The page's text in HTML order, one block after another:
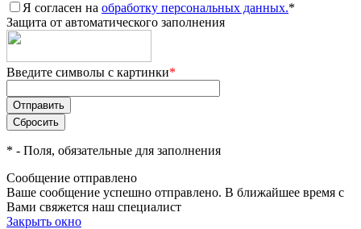
Я согласен на обработку персональных данных.*
Защита от автоматического заполнения
Введите символы с картинки*
* - Поля, обязательные для заполнения
Сообщение отправлено
Ваше сообщение успешно отправлено. В ближайшее время с
Вами свяжется наш специалист
Закрыть окно